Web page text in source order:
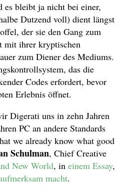
es bleibt ja nicht bei einer,
Dutzend voll) dient längst
der sie den Gang zum
mit ihrer kryptischen
zum Diener des Mediums.
das die
Codes erfordert, bevor
Erlebnis öffnet.
Digerati uns in zehn Jahren
PC an andere Standards
we already know what good
Schulman, Chief Creative
New World, in einem Essay,
macht.